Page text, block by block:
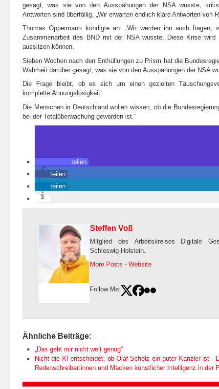
gesagt, was sie von den Ausspähungen der NSA wusste,
Antworten sind überfällig. „Wir erwarten endlich klare Antworten von
Thomas Oppermann kündigte an: „Wir werden ihn auch fragen,
Zusammenarbeit des BND mit der NSA wusste. Diese Krise wird
aussitzen können.
Sieben Wochen nach den Enthüllungen zu Prism hat die
Wahrheit darüber gesagt, was sie von den Ausspähungen der NSA
Die Frage bleibt, ob es sich um einen gezielten
komplette Ahnungslosigkeit.
Die Menschen in Deutschland wollen wissen, ob die
bei der Totalüberwachung geworden ist.“
teilen
teilen
teilen
Steffen Voß
Mitglied des Arbeitskreises Digitale
Schleswig-Holstein.
More Posts -Website
Follow Me:
Ähnliche Beiträge:
„Das geht mir nicht weit genug“
Nicht die KI entscheidet, ob Olaf Scholz ein guter Kanzler ist -
Redenschreiber:innen und Macken künstlicher Intelligenz in der